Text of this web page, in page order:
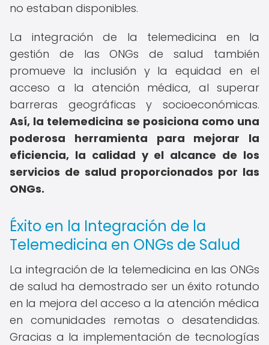
no estaban disponibles.
La integración de la telemedicina en la
gestión de las ONGs de salud también
promueve la inclusión y la equidad en el
acceso a la atención médica, al superar
barreras geográficas y socioeconómicas.
Así, la telemedicina se posiciona como una
poderosa herramienta para mejorar la
eficiencia, la calidad y el alcance de los
servicios de salud proporcionados por las
ONGs.
Éxito en la Integración de la
Telemedicina en ONGs de Salud
La integración de la telemedicina en las ONGs
de salud ha demostrado ser un éxito rotundo
en la mejora del acceso a la atención médica
en comunidades remotas o desatendidas.
Gracias a la implementación de tecnologías